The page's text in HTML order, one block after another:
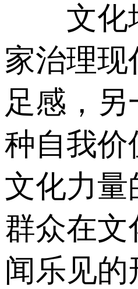
文化增
家治理
足感，
种自我价
文化力
群众在
闻乐见